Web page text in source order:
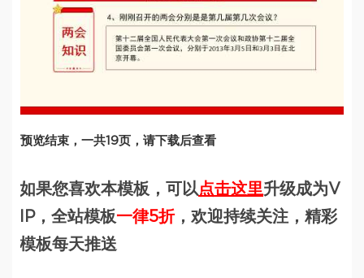
预览结束，一共19页，请下载后查看
如果您喜欢本模板，可以点击这里升级成为V
IP，全站模板一律5折，欢迎持续关注，精彩
模板每天推送